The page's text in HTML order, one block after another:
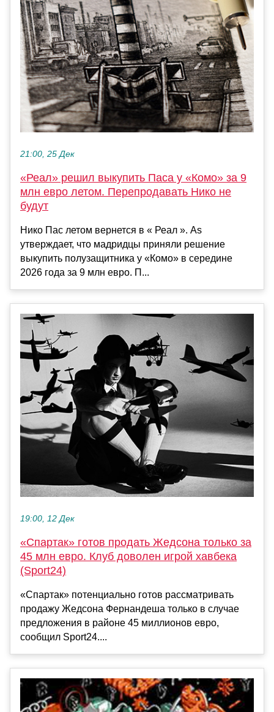
21:00, 25 Дек
«Реал» решил выкупить Паса у «Комо» за 9
млн евро летом. Перепродавать Нико не
будут
Нико Пас летом вернется в « Реал ». As
утверждает, что мадридцы приняли решение
выкупить полузащитника у «Комо» в середине
2026 года за 9 млн евро. П...
19:00, 12 Дек
«Спартак» готов продать Жедсона только за
45 млн евро. Клуб доволен игрой хавбека
(Sport24)
«Спартак» потенциально готов рассматривать
продажу Жедсона Фернандеша только в случае
предложения в районе 45 миллионов евро,
сообщил Sport24....